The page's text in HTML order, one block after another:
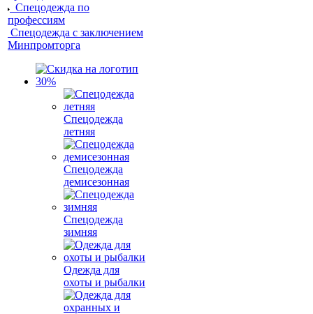
Спецодежда по
профессиям
Спецодежда с заключением
Минпромторга
Спецодежда
летняя
Спецодежда
демисезонная
Спецодежда
зимняя
Одежда для
охоты и рыбалки